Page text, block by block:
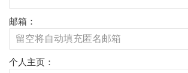
邮箱：
个人主页：